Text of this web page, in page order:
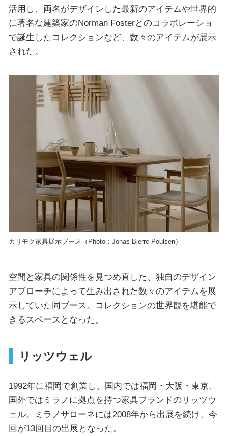
活用し、両名がデザインした最新のアイテムや世界的
に著名な建築家のNorman Fosterとのコラボレーショ
で誕生したコレクションなど、数々のアイテムが展示
された。
カリモク家具展示ブース（Photo：Jonas Bjerre Poulsen）
空間と家具の関係性を見つめ直した、独自のデザイン
アプローチによって生み出された数々のアイテムを展
示していた同ブース。コレクションの世界観を堪能で
きるスペースとなった。
リッツウェル
1992年に福岡で創業し、国内では福岡・大阪・東京、
国外ではミラノに拠点を持つ家具ブランドのリッツウ
ェル。ミラノサローネには2008年から出展を続け、今
回が13回目の出展となった。